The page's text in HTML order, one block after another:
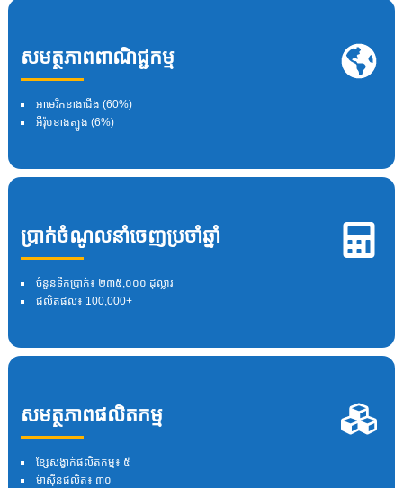
សមត្ថភាពពាណិជ្ជកម្ម
អាមេរិកខាងជើង (60%)
អឺរ៉ុបខាងត្បូង (6%)
ប្រាក់ចំណូលនាំចេញប្រចាំឆ្នាំ
ចំនួនទឹកប្រាក់៖ ២៣៥,០០០ ដុល្លារ
ផលិតផល៖ 100,000+
សមត្ថភាពផលិតកម្ម
ខ្សែសង្វាក់ផលិតកម្ម៖ ៥
ម៉ាស៊ីនផលិត៖ ៣០